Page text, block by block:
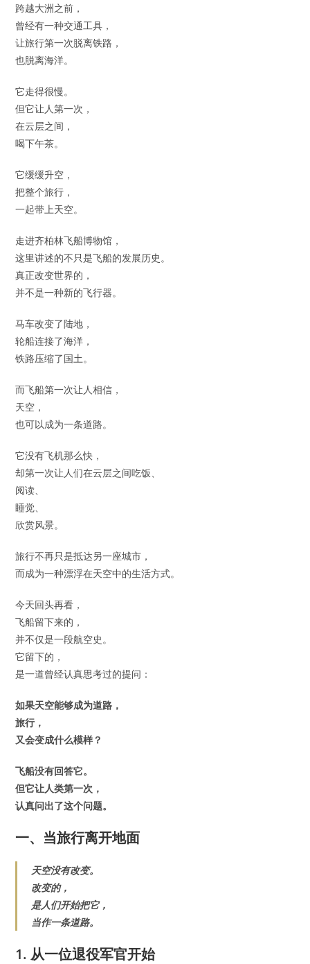
跨越大洲之前，
曾经有一种交通工具，
让旅行第一次脱离铁路，
也脱离海洋。
它走得很慢。
但它让人第一次，
在云层之间，
喝下午茶。
它缓缓升空，
把整个旅行，
一起带上天空。
走进齐柏林飞船博物馆，
这里讲述的不只是飞船的发展历史。
真正改变世界的，
并不是一种新的飞行器。
马车改变了陆地，
轮船连接了海洋，
铁路压缩了国土。
而飞船第一次让人相信，
天空，
也可以成为一条道路。
它没有飞机那么快，
却第一次让人们在云层之间吃饭、
阅读、
睡觉、
欣赏风景。
旅行不再只是抵达另一座城市，
而成为一种漂浮在天空中的生活方式。
今天回头再看，
飞船留下来的，
并不仅是一段航空史。
它留下的，
是一道曾经认真思考过的提问：
如果天空能够成为道路，
旅行，
又会变成什么模样？
飞船没有回答它。
但它让人类第一次，
认真问出了这个问题。
一、当旅行离开地面
天空没有改变。
改变的，
是人们开始把它，
当作一条道路。
1. 从一位退役军官开始